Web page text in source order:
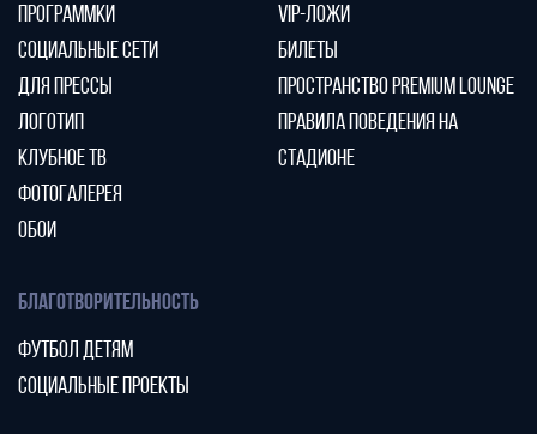
ПРОГРАММКИ
СОЦИАЛЬНЫЕ СЕТИ
ДЛЯ ПРЕССЫ
ЛОГОТИП
КЛУБНОЕ ТВ
ФОТОГАЛЕРЕЯ
ОБОИ
VIP-ЛОЖИ
БИЛЕТЫ
ПРОСТРАНСТВО PREMIUM LOUNGE
ПРАВИЛА ПОВЕДЕНИЯ НА
СТАДИОНЕ
БЛАГОТВОРИТЕЛЬНОСТЬ
ФУТБОЛ ДЕТЯМ
СОЦИАЛЬНЫЕ ПРОЕКТЫ